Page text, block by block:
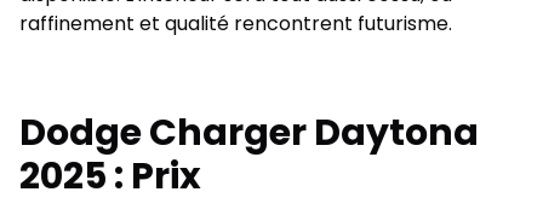
raffinement et qualité rencontrent futurisme.
Dodge Charger Daytona
2025 : Prix